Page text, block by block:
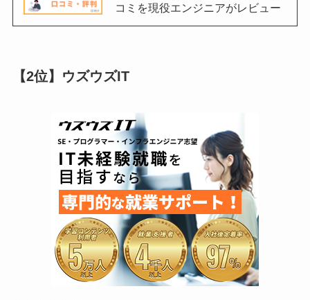
コミを現役エンジニアがレビュー
【2位】ウズウズIT